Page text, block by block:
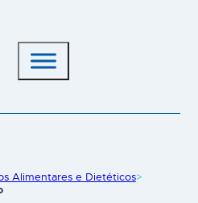
Alimentares e Dietéticos>